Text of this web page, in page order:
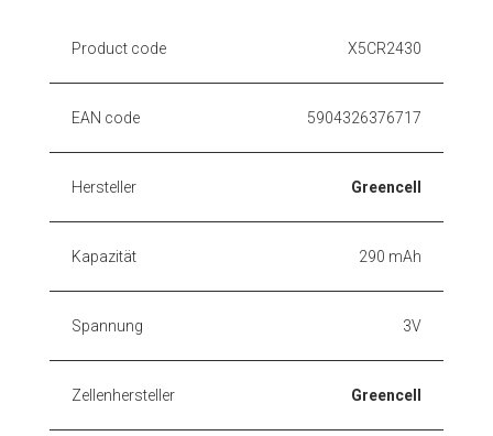
Product code X5CR2430
EAN code 5904326376717
Hersteller Greencell
Kapazität 290 mAh
Spannung 3V
Zellenhersteller Greencell